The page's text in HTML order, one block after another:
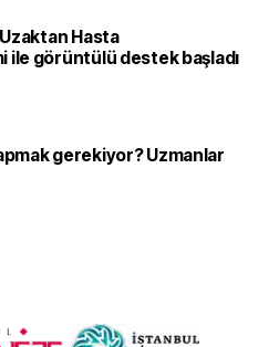
Hasta
ile görüntülü destek başladı
gerekiyor? Uzmanlar